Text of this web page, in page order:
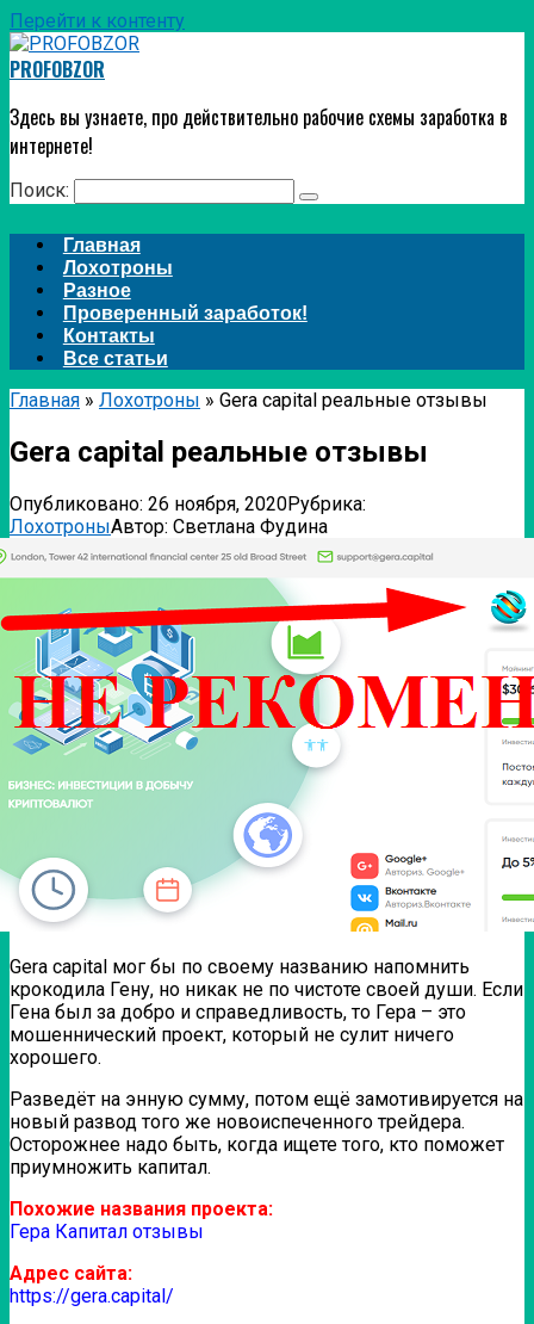
Перейти к контенту
PROFOBZOR
Здесь вы узнаете, про действительно рабочие схемы заработка в
интернете!
Поиск:
Главная
Лохотроны
Разное
Проверенный заработок!
Контакты
Все статьи
Главная » Лохотроны » Gera capital реальные отзывы
Gera capital реальные отзывы
Опубликовано: 26 ноября, 2020Рубрика:
ЛохотроныАвтор: Светлана Фудина
Gera capital мог бы по своему названию напомнить
крокодила Гену, но никак не по чистоте своей души. Если
Гена был за добро и справедливость, то Гера – это
мошеннический проект, который не сулит ничего
хорошего.
Разведёт на энную сумму, потом ещё замотивируется на
новый развод того же новоиспеченного трейдера.
Осторожнее надо быть, когда ищете того, кто поможет
приумножить капитал.
Похожие названия проекта:
Гера Капитал отзывы
Адрес сайта:
https://gera.capital/